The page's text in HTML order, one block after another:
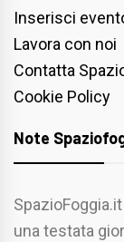
Inserisci
Lavora con noi
Contatta
Cookie Policy
Note
una testata